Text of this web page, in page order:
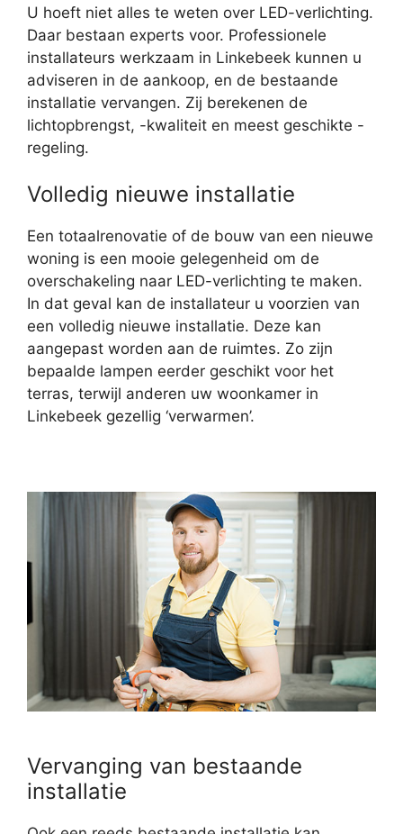
U hoeft niet alles te weten over LED-verlichting.
Daar bestaan experts voor. Professionele
installateurs werkzaam in Linkebeek kunnen u
adviseren in de aankoop, en de bestaande
installatie vervangen. Zij berekenen de
lichtopbrengst, -kwaliteit en meest geschikte -
regeling.
Volledig nieuwe installatie
Een totaalrenovatie of de bouw van een nieuwe
woning is een mooie gelegenheid om de
overschakeling naar LED-verlichting te maken.
In dat geval kan de installateur u voorzien van
een volledig nieuwe installatie. Deze kan
aangepast worden aan de ruimtes. Zo zijn
bepaalde lampen eerder geschikt voor het
terras, terwijl anderen uw woonkamer in
Linkebeek gezellig ‘verwarmen’.
Vervanging van bestaande
installatie